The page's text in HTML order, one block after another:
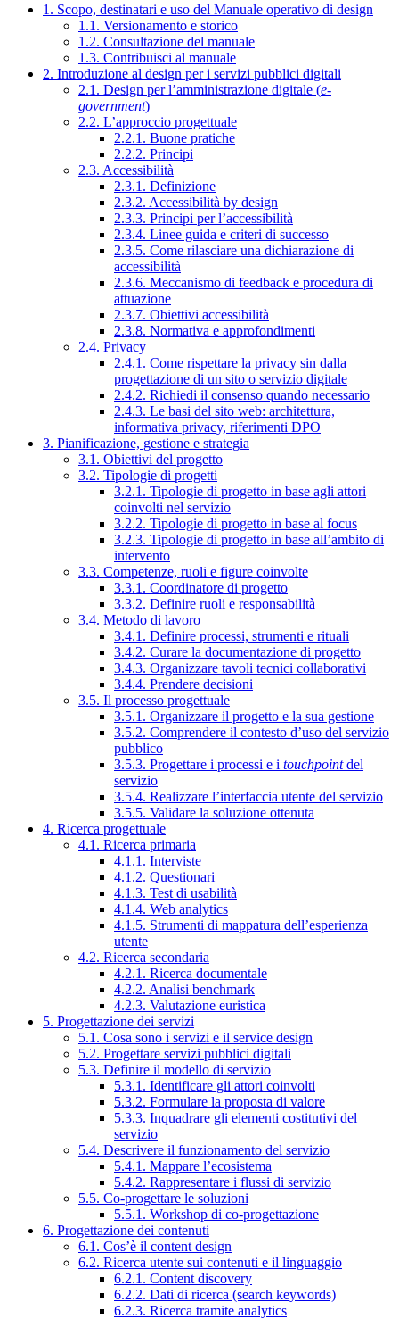
1. Scopo, destinatari e uso del Manuale operativo di design
1.1. Versionamento e storico
1.2. Consultazione del manuale
1.3. Contribuisci al manuale
2. Introduzione al design per i servizi pubblici digitali
2.1. Design per l’amministrazione digitale (e-
government)
2.2. L’approccio progettuale
2.2.1. Buone pratiche
2.2.2. Principi
2.3. Accessibilità
2.3.1. Definizione
2.3.2. Accessibilità by design
2.3.3. Principi per l’accessibilità
2.3.4. Linee guida e criteri di successo
2.3.5. Come rilasciare una dichiarazione di
accessibilità
2.3.6. Meccanismo di feedback e procedura di
attuazione
2.3.7. Obiettivi accessibilità
2.3.8. Normativa e approfondimenti
2.4. Privacy
2.4.1. Come rispettare la privacy sin dalla
progettazione di un sito o servizio digitale
2.4.2. Richiedi il consenso quando necessario
2.4.3. Le basi del sito web: architettura,
informativa privacy, riferimenti DPO
3. Pianificazione, gestione e strategia
3.1. Obiettivi del progetto
3.2. Tipologie di progetti
3.2.1. Tipologie di progetto in base agli attori
coinvolti nel servizio
3.2.2. Tipologie di progetto in base al focus
3.2.3. Tipologie di progetto in base all’ambito di
intervento
3.3. Competenze, ruoli e figure coinvolte
3.3.1. Coordinatore di progetto
3.3.2. Definire ruoli e responsabilità
3.4. Metodo di lavoro
3.4.1. Definire processi, strumenti e rituali
3.4.2. Curare la documentazione di progetto
3.4.3. Organizzare tavoli tecnici collaborativi
3.4.4. Prendere decisioni
3.5. Il processo progettuale
3.5.1. Organizzare il progetto e la sua gestione
3.5.2. Comprendere il contesto d’uso del servizio
pubblico
3.5.3. Progettare i processi e i touchpointdel
servizio
3.5.4. Realizzare l’interfaccia utente del servizio
3.5.5. Validare la soluzione ottenuta
4. Ricerca progettuale
4.1. Ricerca primaria
4.1.1. Interviste
4.1.2. Questionari
4.1.3. Test di usabilità
4.1.4. Web analytics
4.1.5. Strumenti di mappatura dell’esperienza
utente
4.2. Ricerca secondaria
4.2.1. Ricerca documentale
4.2.2. Analisi benchmark
4.2.3. Valutazione euristica
5. Progettazione dei servizi
5.1. Cosa sono i servizi e il service design
5.2. Progettare servizi pubblici digitali
5.3. Definire il modello di servizio
5.3.1. Identificare gli attori coinvolti
5.3.2. Formulare la proposta di valore
5.3.3. Inquadrare gli elementi costitutivi del
servizio
5.4. Descrivere il funzionamento del servizio
5.4.1. Mappare l’ecosistema
5.4.2. Rappresentare i flussi di servizio
5.5. Co-progettare le soluzioni
5.5.1. Workshop di co-progettazione
6. Progettazione dei contenuti
6.1. Cos’è il content design
6.2. Ricerca utente sui contenuti e il linguaggio
6.2.1. Content discovery
6.2.2. Dati di ricerca (search keywords)
6.2.3. Ricerca tramite analytics